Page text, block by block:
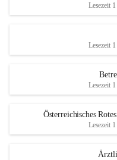
Lesezeit
Lesezeit
Lesezeit
Österreichisches
Lesezeit